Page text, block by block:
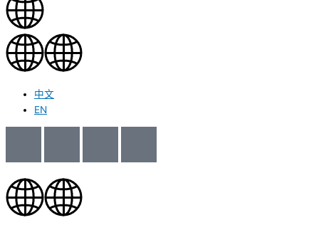
中文
EN